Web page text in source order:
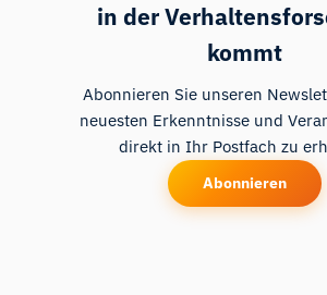
in der
kommt
Abonnieren Sie unseren
neuesten Erkenntnisse und
direkt in Ihr Postfach zu
Abonnieren